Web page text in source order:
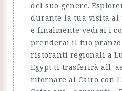
del suo genere.
durante la tua visita al
e finalmente vedrai i
prenderai il tuo
ristoranti regionali a
Egypt ti trasferirà all'
ritornare al Cairo con